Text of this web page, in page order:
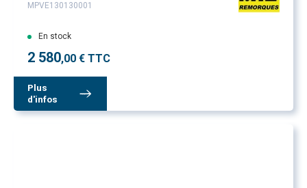
MPVE130130001
En stock
2 580,00 € TTC
Plus
d'infos